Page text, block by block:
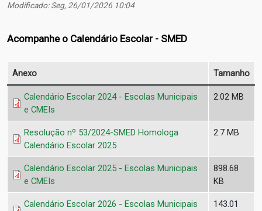
Modificado: Seg, 26/01/2026 10:04
Acompanhe o Calendário Escolar - SMED
Anexo Tamanho
Calendário Escolar 2024 - Escolas Municipais
e CMEIs
2.02 MB
Resolução nº 53/2024-SMED Homologa
Calendário Escolar 2025
2.7 MB
Calendário Escolar 2025 - Escolas Municipais
e CMEIs
898.68
KB
Calendário Escolar 2026 - Escolas Municipais
143.01